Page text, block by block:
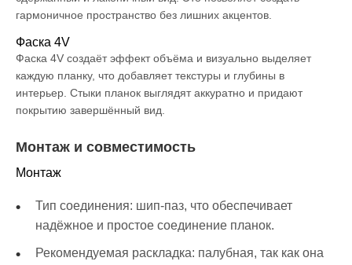
гармоничное пространство без лишних акцентов.
Фаска 4V
Фаска 4V создаёт эффект объёма и визуально выделяет
каждую планку, что добавляет текстуры и глубины в
интерьер. Стыки планок выглядят аккуратно и придают
покрытию завершённый вид.
Монтаж и совместимость
Монтаж
Тип соединения: шип-паз, что обеспечивает
надёжное и простое соединение планок.
Рекомендуемая раскладка: палубная, так как она